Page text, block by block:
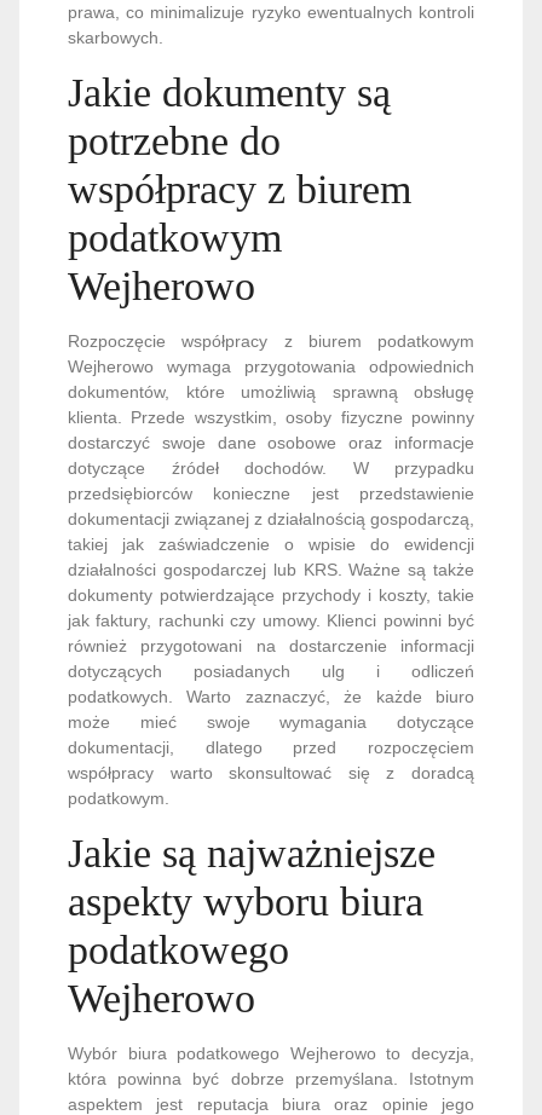
prawa, co minimalizuje ryzyko ewentualnych kontroli
skarbowych.
Jakie dokumenty są
potrzebne do
współpracy z biurem
podatkowym
Wejherowo
Rozpoczęcie współpracy z biurem podatkowym
Wejherowo wymaga przygotowania odpowiednich
dokumentów, które umożliwią sprawną obsługę
klienta. Przede wszystkim, osoby fizyczne powinny
dostarczyć swoje dane osobowe oraz informacje
dotyczące źródeł dochodów. W przypadku
przedsiębiorców konieczne jest przedstawienie
dokumentacji związanej z działalnością gospodarczą,
takiej jak zaświadczenie o wpisie do ewidencji
działalności gospodarczej lub KRS. Ważne są także
dokumenty potwierdzające przychody i koszty, takie
jak faktury, rachunki czy umowy. Klienci powinni być
również przygotowani na dostarczenie informacji
dotyczących posiadanych ulg i odliczeń
podatkowych. Warto zaznaczyć, że każde biuro
może mieć swoje wymagania dotyczące
dokumentacji, dlatego przed rozpoczęciem
współpracy warto skonsultować się z doradcą
podatkowym.
Jakie są najważniejsze
aspekty wyboru biura
podatkowego
Wejherowo
Wybór biura podatkowego Wejherowo to decyzja,
która powinna być dobrze przemyślana. Istotnym
aspektem jest reputacja biura oraz opinie jego